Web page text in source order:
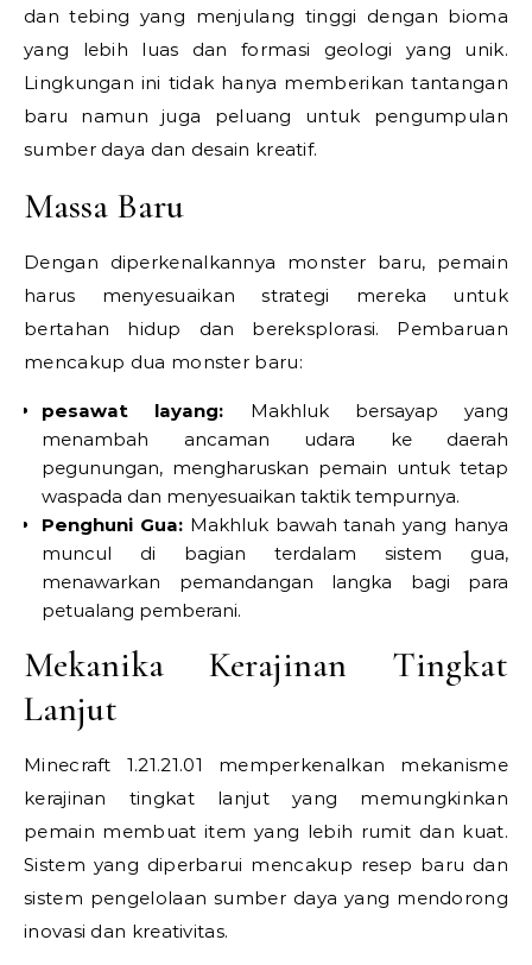
dan tebing yang menjulang tinggi dengan bioma
yang lebih luas dan formasi geologi yang unik.
Lingkungan ini tidak hanya memberikan tantangan
baru namun juga peluang untuk pengumpulan
sumber daya dan desain kreatif.
Massa Baru
Dengan diperkenalkannya monster baru, pemain
harus menyesuaikan strategi mereka untuk
bertahan hidup dan bereksplorasi. Pembaruan
mencakup dua monster baru:
pesawat layang: Makhluk bersayap yang
menambah ancaman udara ke daerah
pegunungan, mengharuskan pemain untuk tetap
waspada dan menyesuaikan taktik tempurnya.
Penghuni Gua:Makhluk bawah tanah yang hanya
muncul di bagian terdalam sistem gua,
menawarkan pemandangan langka bagi para
petualang pemberani.
Mekanika Kerajinan Tingkat
Lanjut
Minecraft 1.21.21.01 memperkenalkan mekanisme
kerajinan tingkat lanjut yang memungkinkan
pemain membuat item yang lebih rumit dan kuat.
Sistem yang diperbarui mencakup resep baru dan
sistem pengelolaan sumber daya yang mendorong
inovasi dan kreativitas.